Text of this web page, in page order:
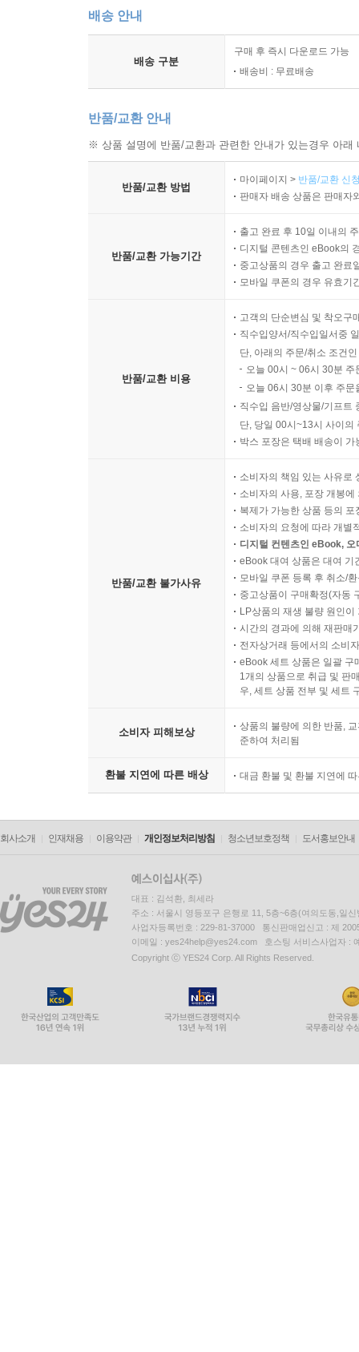
배송 안내
배송 구분
구매 후 즉시 다운로드 가능
배송비 : 무료배송
반품/교환 안내
※ 상품 설명에 반품/교환과 관련한 안내가 있는경우 아
반품/교환 방법
마이페이지 > 반품/교환 신
판매자 배송 상품은 판매자
반품/교환 가능기간
출고 완료 후 10일 이내의
디지털 콘텐츠인 eBook의
중고상품의 경우 출고 완료
모바일 쿠폰의 경우 유효기
반품/교환 비용
고객의 단순변심 및 착오구
직수입양서/직수입일서중
단, 아래의 주문/취소 조건
오늘 00시 ~ 06시 30분
오늘 06시 30분 이후 주
직수입 음반/영상물/기프트
단, 당일 00시~13시 사이의
박스 포장은 택배 배송이
반품/교환 불가사유
소비자의 책임 있는 사유로
소비자의 사용, 포장 개봉
복제가 가능한 상품 등의
소비자의 요청에 따라 개별
디지털 컨텐츠인 eBook,
eBook 대여 상품은 대여 기
모바일 쿠폰 등록 후 취소/
중고상품이 구매확정(자동
LP상품의 재생 불량 원인
시간의 경과에 의해 재판매
전자상거래 등에서의 소비
eBook 세트 상품은 일괄 구
1개의 상품으로 취급 및 판
우, 세트 상품 전부 및 세트
소비자 피해보상
상품의 불량에 의한 반품,
준하여 처리됨
환불 지연에 따른 배상 대금 환불 및 환불 지연에
회사소개 인재채용 이용약관 개인정보처리방침 청소년보호정책 도서홍보안내
대표 : 김석환, 최세라
주소 : 서울시 영등포구 은행로 11, 5층~6층(여의도동,일신
사업자등록번호 : 229-81-37000 통신판매업신고 : 제
이메일 : yes24help@yes24.com 호스팅 서비스사업자 :
Copyright ⓒ YES24 Corp. All Rights Reserved.